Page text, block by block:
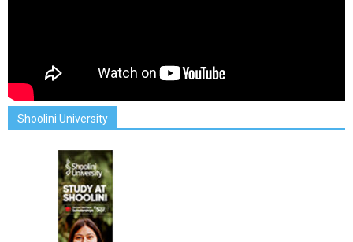
Shoolini University